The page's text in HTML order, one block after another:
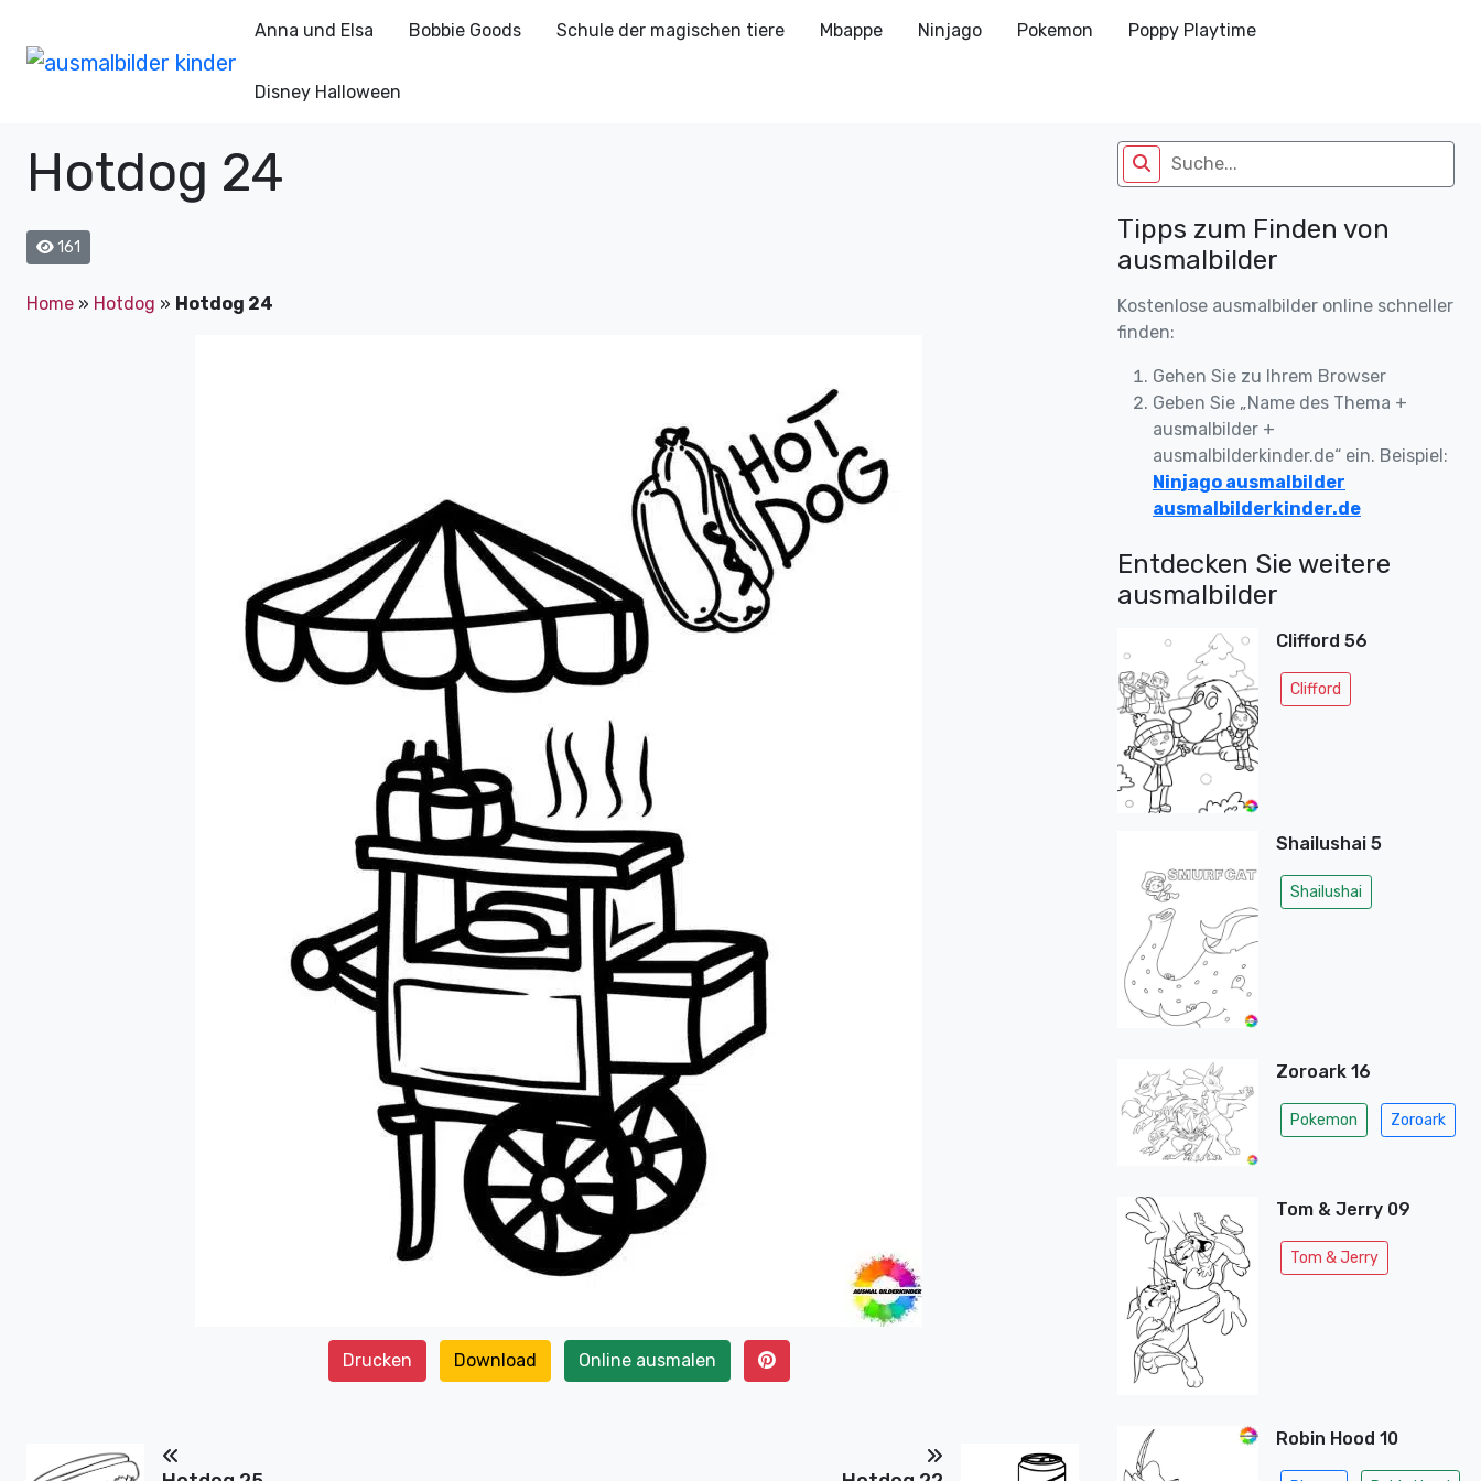
Anna und Elsa Bobbie Goods Schule der magischen tiere Mbappe Ninjago Pokemon Poppy Playtime
Disney Halloween
Hotdog 24
161
Home » Hotdog » Hotdog 24
Drucken Download Online ausmalen
Tipps zum Finden von
ausmalbilder
Kostenlose ausmalbilder online schneller
finden:
Gehen Sie zu Ihrem Browser
Geben Sie „Name des Thema +
ausmalbilder +
ausmalbilderkinder.de“ ein. Beispiel:
Ninjago ausmalbilder
ausmalbilderkinder.de
Entdecken Sie weitere
ausmalbilder
Clifford 56
Clifford
Shailushai 5
Shailushai
Zoroark 16
Pokemon Zoroark
Tom & Jerry 09
Tom & Jerry
Robin Hood 10